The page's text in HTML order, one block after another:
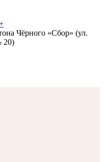
Чёрного «Сбор» (ул.
20)